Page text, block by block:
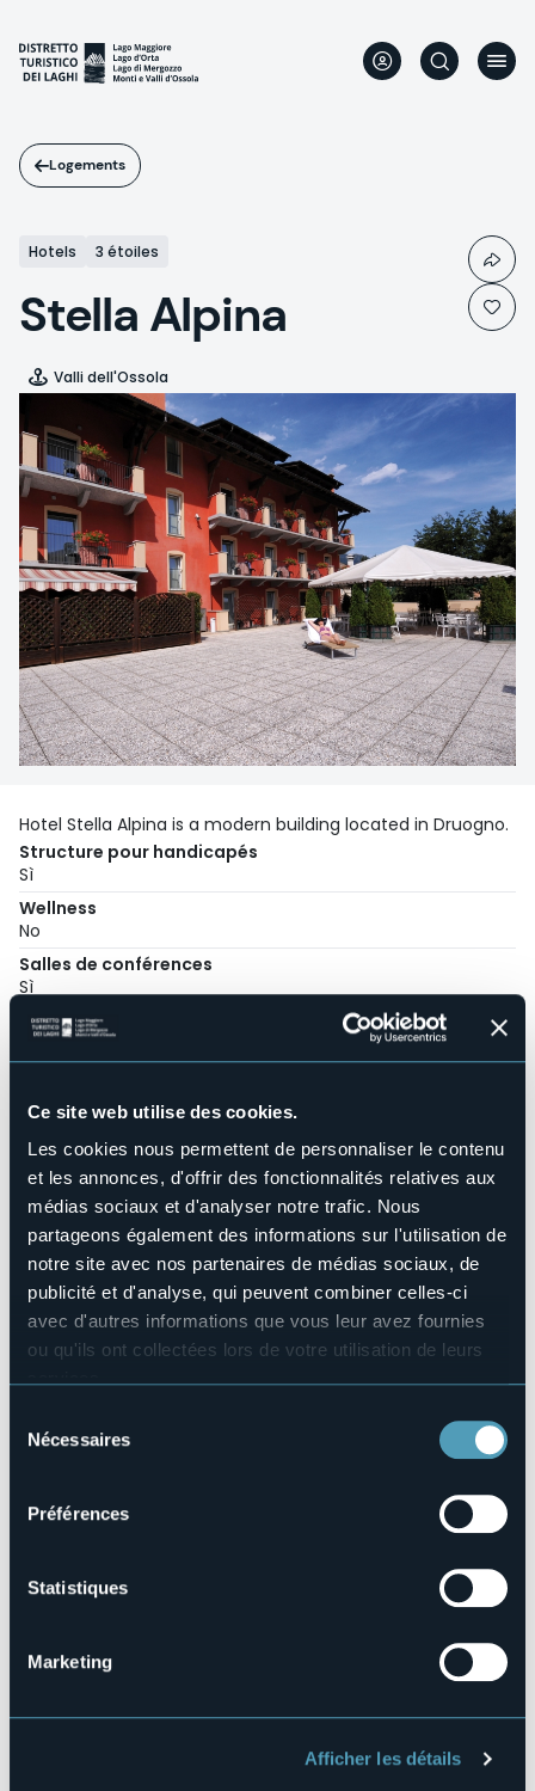
Ce site web utilise des cookies.
Les cookies nous permettent de personnaliser le contenu
et les annonces, d'offrir des fonctionnalités relatives aux
médias sociaux et d'analyser notre trafic. Nous
partageons également des informations sur l'utilisation de
notre site avec nos partenaires de médias sociaux, de
publicité et d'analyse, qui peuvent combiner celles-ci
avec d'autres informations que vous leur avez fournies
ou qu'ils ont collectées lors de votre utilisation de leurs
manière de les gérer et de les supprimer,
cliquez ici
Nécessaires
Préférences
Statistiques
Marketing
Afficher les détails
contenu
principal
Logements
Hotels 3 étoiles
Stella Alpina
Valli dell'Ossola
Hotel Stella Alpina is a modern building located in Druogno.
Structure pour handicapés
Sì
Wellness
No
Salles de conférences
Sì
Piscine
No
Sì
49
Nombres de lits
100
E-mail
info@stellaalpinahotel.com
Site Internet
http://www.stellaalpinahotel.com
Téléphone
+39 0324 93593
103029-ALB-00001
Via Domodossola, 13